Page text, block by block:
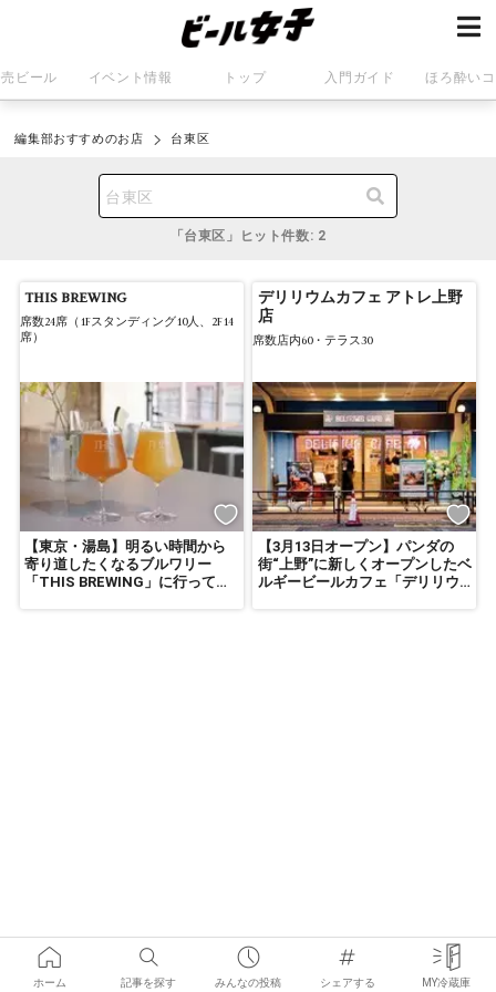
ビール イベント情報 トップ 入門ガイド ほろ酔い
編集部おすすめのお店 台東区
台東区
「台東区」ヒット件数: 2
THIS BREWING
席数24席（1Fスタンディング10人、2F14
席）
【東京・湯島】明るい時間から
寄り道したくなるブルワリー
「THIS BREWING」に行ってき
デリリウムカフェ アトレ上野
店
席数店内60・テラス30
【3月13日オープン】パンダの
街“上野”に新しくオープンしたベ
ルギービールカフェ「デリリウ
ホーム 記事を探す みんなの投稿 シェアする MY冷蔵庫